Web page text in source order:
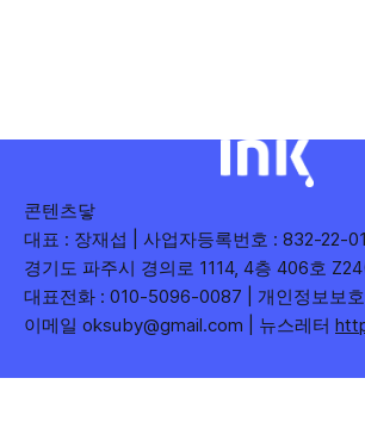
콘텐츠닿
대표 : 장재섭 | 사업자등록번호 : 832-22-
경기도 파주시 경의로 1114, 4층 406호
대표전화 : 010-5096-0087 | 개인정보보
이메일 oksuby@gmail.com | 뉴스레터